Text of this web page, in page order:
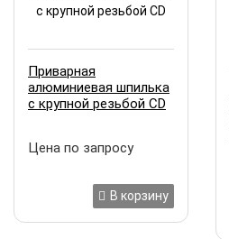
Приварная
алюминиевая шпилька
с крупной резьбой CD
Цена по запросу
В корзину